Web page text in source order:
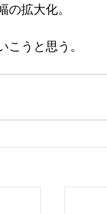
の拡大化。
こうと思う。